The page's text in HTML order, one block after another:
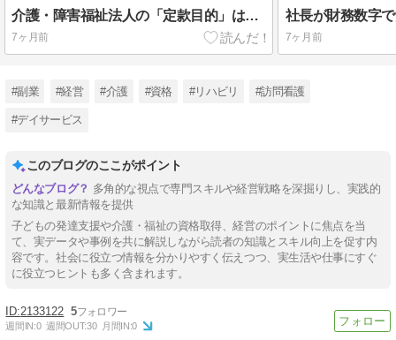
介護・障害福祉法人の「定款目的」はこう作れ！既存＋今後の事業を全部入れたい経営者のための実践ガイド
7ヶ月前 7ヶ月前
#副業 #経営 #介護 #資格 #リハビリ #訪問看護
#デイサービス
このブログのここがポイント
多角的な視点で専門スキルや経営戦略を深掘りし、実践的
な知識と最新情報を提供
子どもの発達支援や介護・福祉の資格取得、経営のポイントに焦点を当
て、実データや事例を共に解説しながら読者の知識とスキル向上を促す内
容です。社会に役立つ情報を分かりやすく伝えつつ、実生活や仕事にすぐ
に役立つヒントも多く含まれます。
2133122 5
週間IN:0 週間OUT:30 月間IN:0